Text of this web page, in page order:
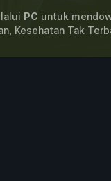
PC untuk
Kesehatan Tak